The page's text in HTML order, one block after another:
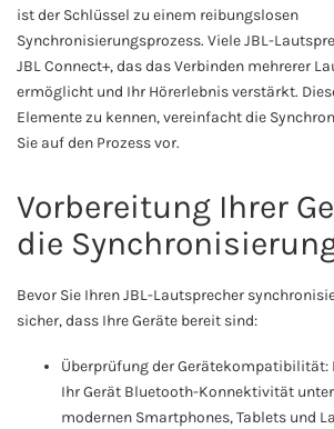
ist der Schlüssel zu einem reibungslosen
Synchronisierungsprozess. Viele JBL-
JBL Connect+, das das Verbinden mehrerer
ermöglicht und Ihr Hörerlebnis verstärkt.
Elemente zu kennen, vereinfacht die
Sie auf den Prozess vor.
Vorbereitung Ihrer
die
Bevor Sie Ihren JBL-Lautsprecher
sicher, dass Ihre Geräte bereit sind:
Überprüfung der Gerätekompatibilität:
Ihr Gerät Bluetooth-Konnektivität
modernen Smartphones, Tablets und